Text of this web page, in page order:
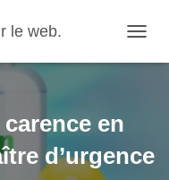
le web.
en
d’urgence